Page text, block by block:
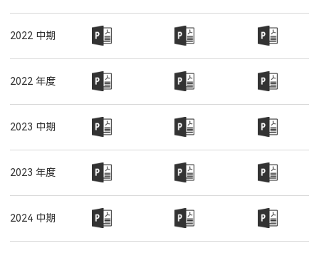
2022 中期
2022 年度
2023 中期
2023 年度
2024 中期